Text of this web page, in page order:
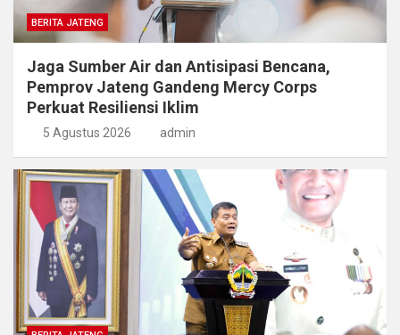
BERITA JATENG
Jaga Sumber Air dan Antisipasi Bencana,
Pemprov Jateng Gandeng Mercy Corps
Perkuat Resiliensi Iklim
5 Agustus 2026 admin